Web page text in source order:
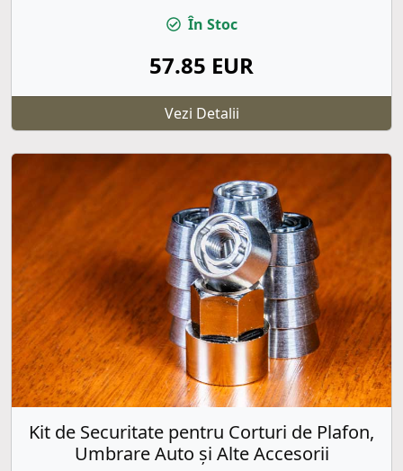
În Stoc
57.85 EUR
Vezi Detalii
Kit de Securitate pentru Corturi de Plafon,
Umbrare Auto și Alte Accesorii